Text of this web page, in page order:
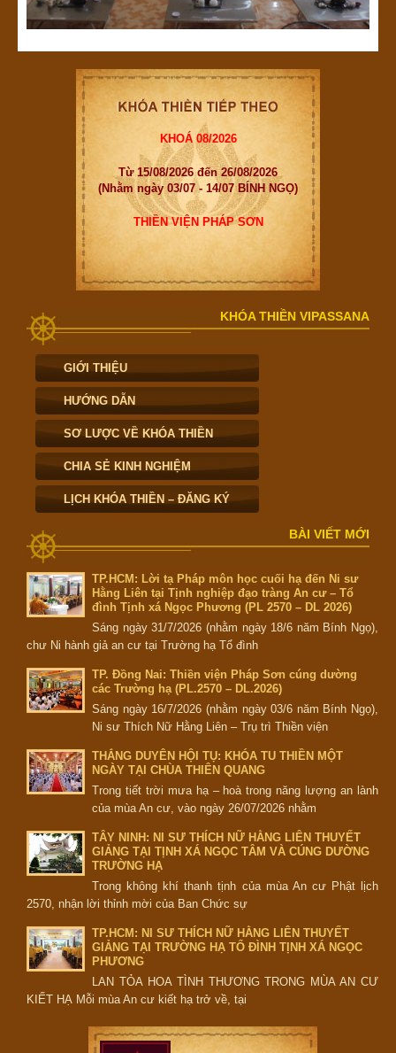
KHOÁ 08/2026
Từ 15/08/2026 đến 26/08/2026
(Nhằm ngày 03/07 - 14/07 BÍNH NGỌ)
THIỀN VIỆN PHÁP SƠN
KHÓA THIỀN VIPASSANA
GIỚI THIỆU
HƯỚNG DẪN
SƠ LƯỢC VỀ KHÓA THIỀN
CHIA SẺ KINH NGHIỆM
LỊCH KHÓA THIỀN – ĐĂNG KÝ
BÀI VIẾT MỚI
TP.HCM: Lời tạ Pháp môn học cuối hạ đến Ni sư
Hằng Liên tại Tịnh nghiệp đạo tràng An cư – Tổ
đình Tịnh xá Ngọc Phương (PL 2570 – DL 2026)
Sáng ngày 31/7/2026 (nhằm ngày 18/6 năm Bính Ngọ),
chư Ni hành giả an cư tại Trường hạ Tổ đình
TP. Đồng Nai: Thiền viện Pháp Sơn cúng dường
các Trường hạ (PL.2570 – DL.2026)
Sáng ngày 16/7/2026 (nhằm ngày 03/6 năm Bính Ngọ),
Ni sư Thích Nữ Hằng Liên – Trụ trì Thiền viện
THẮNG DUYÊN HỘI TỤ: KHÓA TU THIỀN MỘT
NGÀY TẠI CHÙA THIÊN QUANG
Trong tiết trời mưa hạ – hoà trong năng lượng an lành
của mùa An cư, vào ngày 26/07/2026 nhằm
TÂY NINH: NI SƯ THÍCH NỮ HẰNG LIÊN THUYẾT
GIẢNG TẠI TỊNH XÁ NGỌC TÂM VÀ CÚNG DƯỜNG
TRƯỜNG HẠ
Trong không khí thanh tịnh của mùa An cư Phật lịch
2570, nhận lời thỉnh mời của Ban Chức sự
TP.HCM: NI SƯ THÍCH NỮ HẰNG LIÊN THUYẾT
GIẢNG TẠI TRƯỜNG HẠ TỔ ĐÌNH TỊNH XÁ NGỌC
PHƯƠNG
LAN TỎA HOA TÌNH THƯƠNG TRONG MÙA AN CƯ
KIẾT HẠ Mỗi mùa An cư kiết hạ trở về, tại